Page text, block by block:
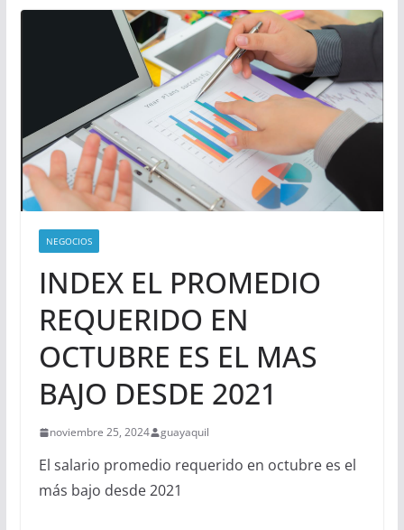
NEGOCIOS
INDEX EL PROMEDIO
REQUERIDO EN
OCTUBRE ES EL MAS
BAJO DESDE 2021
noviembre 25, 2024 guayaquil
El salario promedio requerido en octubre es el
más bajo desde 2021